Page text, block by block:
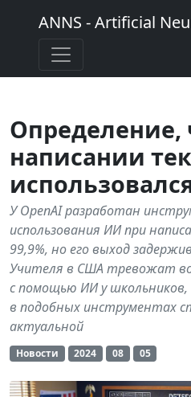
ANNS - Artificial
Определение,
написании
У OpenAI разработан
использования ИИ при
99,9%, но его выход
Учителя в США тревожат
с помощью ИИ у
в подобных инструментах
актуальной
Новости 2024 08 05